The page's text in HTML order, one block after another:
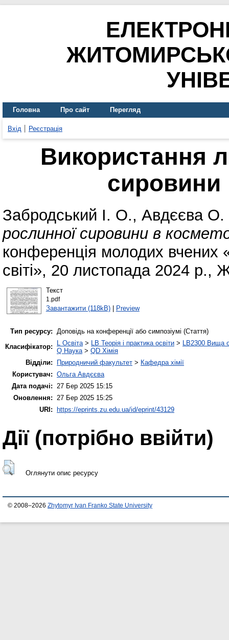
Головна Про сайт Перегляд
Вхід Реєстрація
Використання
сировини
Забродський І. О., Авдєєва
рослинної сировини в
конференція молодих вчених
світі», 20 листопада 2024
Текст
1.pdf
Завантажити (118kB)| Preview
Тип ресурсу: Доповідь на конференції або симпозіумі (Стаття)
Класифікатор:
L Освіта> LB Теорія і практика освіти > LB2300 Вища
Q Наука> QD Хімія
Відділи:
Природничий факультет > Кафедра хімії
Користувач: Ольга Авдєєва
Дата подачі: 27 Бер 2025 15:15
Оновлення: 27 Бер 2025 15:25
URI:
https://eprints.zu.edu.ua/id/eprint/43129
Дії ​​(потрібно ввійти)
Оглянути опис ресурсу
© 2008–2026 Zhytomyr Ivan Franko State University